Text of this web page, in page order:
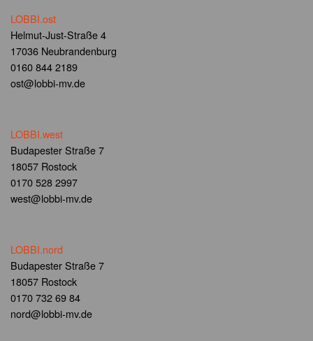
LOBBI.ost
Helmut-Just-Straße 4
17036 Neubrandenburg
0160 844 2189
ost@lobbi-mv.de
LOBBI.west
Budapester Straße 7
18057 Rostock
0170 528 2997
west@lobbi-mv.de
LOBBI.nord
Budapester Straße 7
18057 Rostock
0170 732 69 84
nord@lobbi-mv.de